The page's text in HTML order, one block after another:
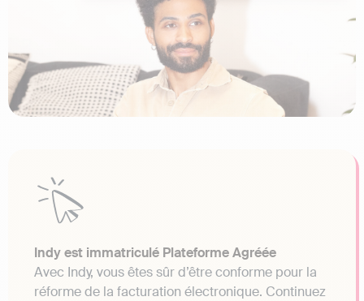
Indy est immatriculé Plateforme Agréée
Avec Indy, vous êtes sûr d’être conforme pour la
réforme de la facturation électronique. Continuez